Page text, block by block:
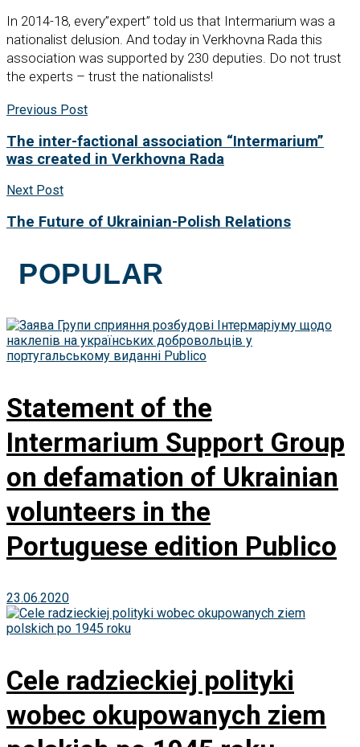
In 2014-18, every”expert” told us that Intermarium was a
nationalist delusion. And today in Verkhovna Rada this
association was supported by 230 deputies. Do not trust
the experts – trust the nationalists!
Previous Post
The inter-factional association “Intermarium”
was created in Verkhovna Rada
Next Post
The Future of Ukrainian-Polish Relations
POPULAR
Statement of the
Intermarium Support Group
on defamation of Ukrainian
volunteers in the
Portuguese edition Publico
23.06.2020
Cele radzieckiej polityki
wobec okupowanych ziem